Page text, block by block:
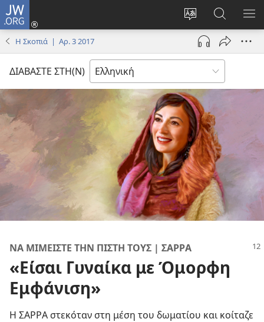
JW.ORG
Αλλαγή
γλώσσας
ιστότοπου
Σύνδεση
(ανοίγει
παράθυρο)
στο
JW.ORG
Η Σκοπιά | Αρ. 3 2017
ΔΙΑΒΑΣΤΕ ΣΤΗ(Ν)
ΝΑ ΜΙΜΕΙΣΤΕ ΤΗΝ ΠΙΣΤΗ ΤΟΥΣ | ΣΑΡΡΑ
«Είσαι Γυναίκα με Όμορφη
Εμφάνιση»
Η ΣΑΡΡΑ στεκόταν στη μέση του δωματίου και κοίταζε